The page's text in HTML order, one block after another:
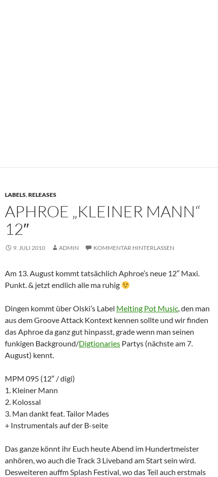
LABELS,RELEASES
APHROE „KLEINER MANN“
12″
9. JULI 2010 ADMIN KOMMENTAR HINTERLASSEN
Am 13. August kommt tatsächlich Aphroe’s neue 12″ Maxi.
Punkt. & jetzt endlich alle ma ruhig
Dingen kommt über Olski’s Label Melting Pot Music, den man
aus dem Groove Attack Kontext kennen sollte und wir finden
das Aphroe da ganz gut hinpasst, grade wenn man seinen
funkigen Background/Digtionaries Partys (nächste am 7.
August) kennt.
MPM 095 (12″ / digi)
1. Kleiner Mann
2. Kolossal
3. Man dankt feat. Tailor Mades
+ Instrumentals auf der B-seite
Das ganze könnt ihr Euch heute Abend im Hundertmeister
anhören, wo auch die Track 3 Liveband am Start sein wird.
Desweiteren auffm Splash Festival, wo das Teil auch erstmals